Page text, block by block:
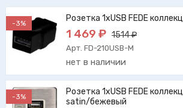
-3% Розетка 1xUSB FEDE
1 469 ₽ 1514 ₽
Арт. FD-210USB-M
нет в наличии
-3%
Розетка 1xUSB FEDE
satin/бежевый